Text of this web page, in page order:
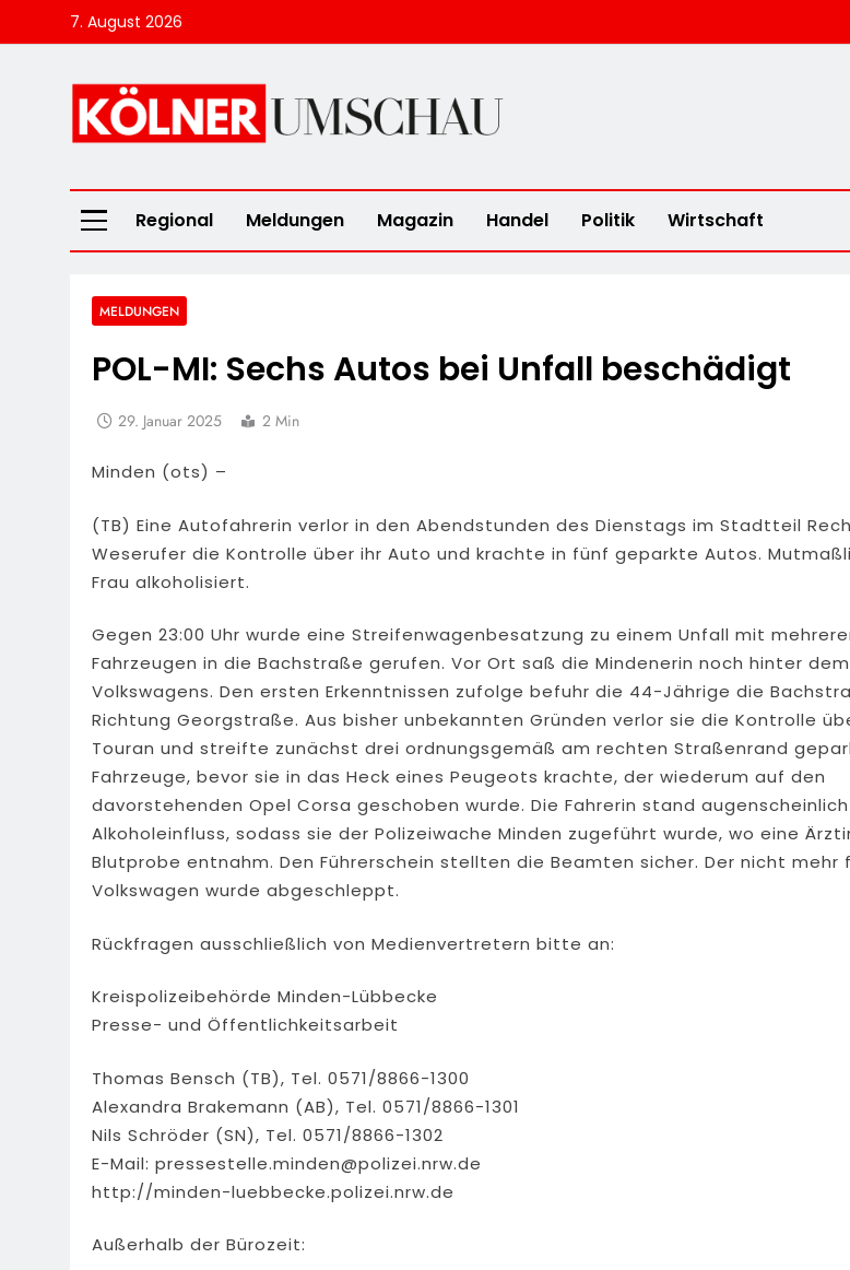
to
7. August 2026
Kölner Umschau
Regional Meldungen Magazin Handel Politik Wirtschaft
MELDUNGEN
POL-MI: Sechs Autos bei Unfall beschädigt
29. Januar 2025 2 Min
Minden (ots) –
(TB) Eine Autofahrerin verlor in den Abendstunden des Dienstags im Stadtteil
Weserufer die Kontrolle über ihr Auto und krachte in fünf geparkte Autos.
Frau alkoholisiert.
Gegen 23:00 Uhr wurde eine Streifenwagenbesatzung zu einem Unfall mit
Fahrzeugen in die Bachstraße gerufen. Vor Ort saß die Mindenerin noch hinter
Volkswagens. Den ersten Erkenntnissen zufolge befuhr die 44-Jährige die
Richtung Georgstraße. Aus bisher unbekannten Gründen verlor sie die Kontrolle
Touran und streifte zunächst drei ordnungsgemäß am rechten Straßenrand
Fahrzeuge, bevor sie in das Heck eines Peugeots krachte, der wiederum auf den
davorstehenden Opel Corsa geschoben wurde. Die Fahrerin stand
Alkoholeinfluss, sodass sie der Polizeiwache Minden zugeführt wurde, wo eine
Blutprobe entnahm. Den Führerschein stellten die Beamten sicher. Der nicht mehr
Volkswagen wurde abgeschleppt.
Rückfragen ausschließlich von Medienvertretern bitte an:
Kreispolizeibehörde Minden-Lübbecke
Presse- und Öffentlichkeitsarbeit
Thomas Bensch (TB), Tel. 0571/8866-1300
Alexandra Brakemann (AB), Tel. 0571/8866-1301
Nils Schröder (SN), Tel. 0571/8866-1302
E-Mail: pressestelle.minden@polizei.nrw.de
http://minden-luebbecke.polizei.nrw.de
Außerhalb der Bürozeit: